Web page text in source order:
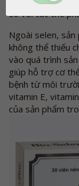
so với các chế
Ngoài selen,
không thể thiếu
vào quá trình
giúp hỗ trợ cơ
bệnh từ môi
vitamin E,
của sản phẩm